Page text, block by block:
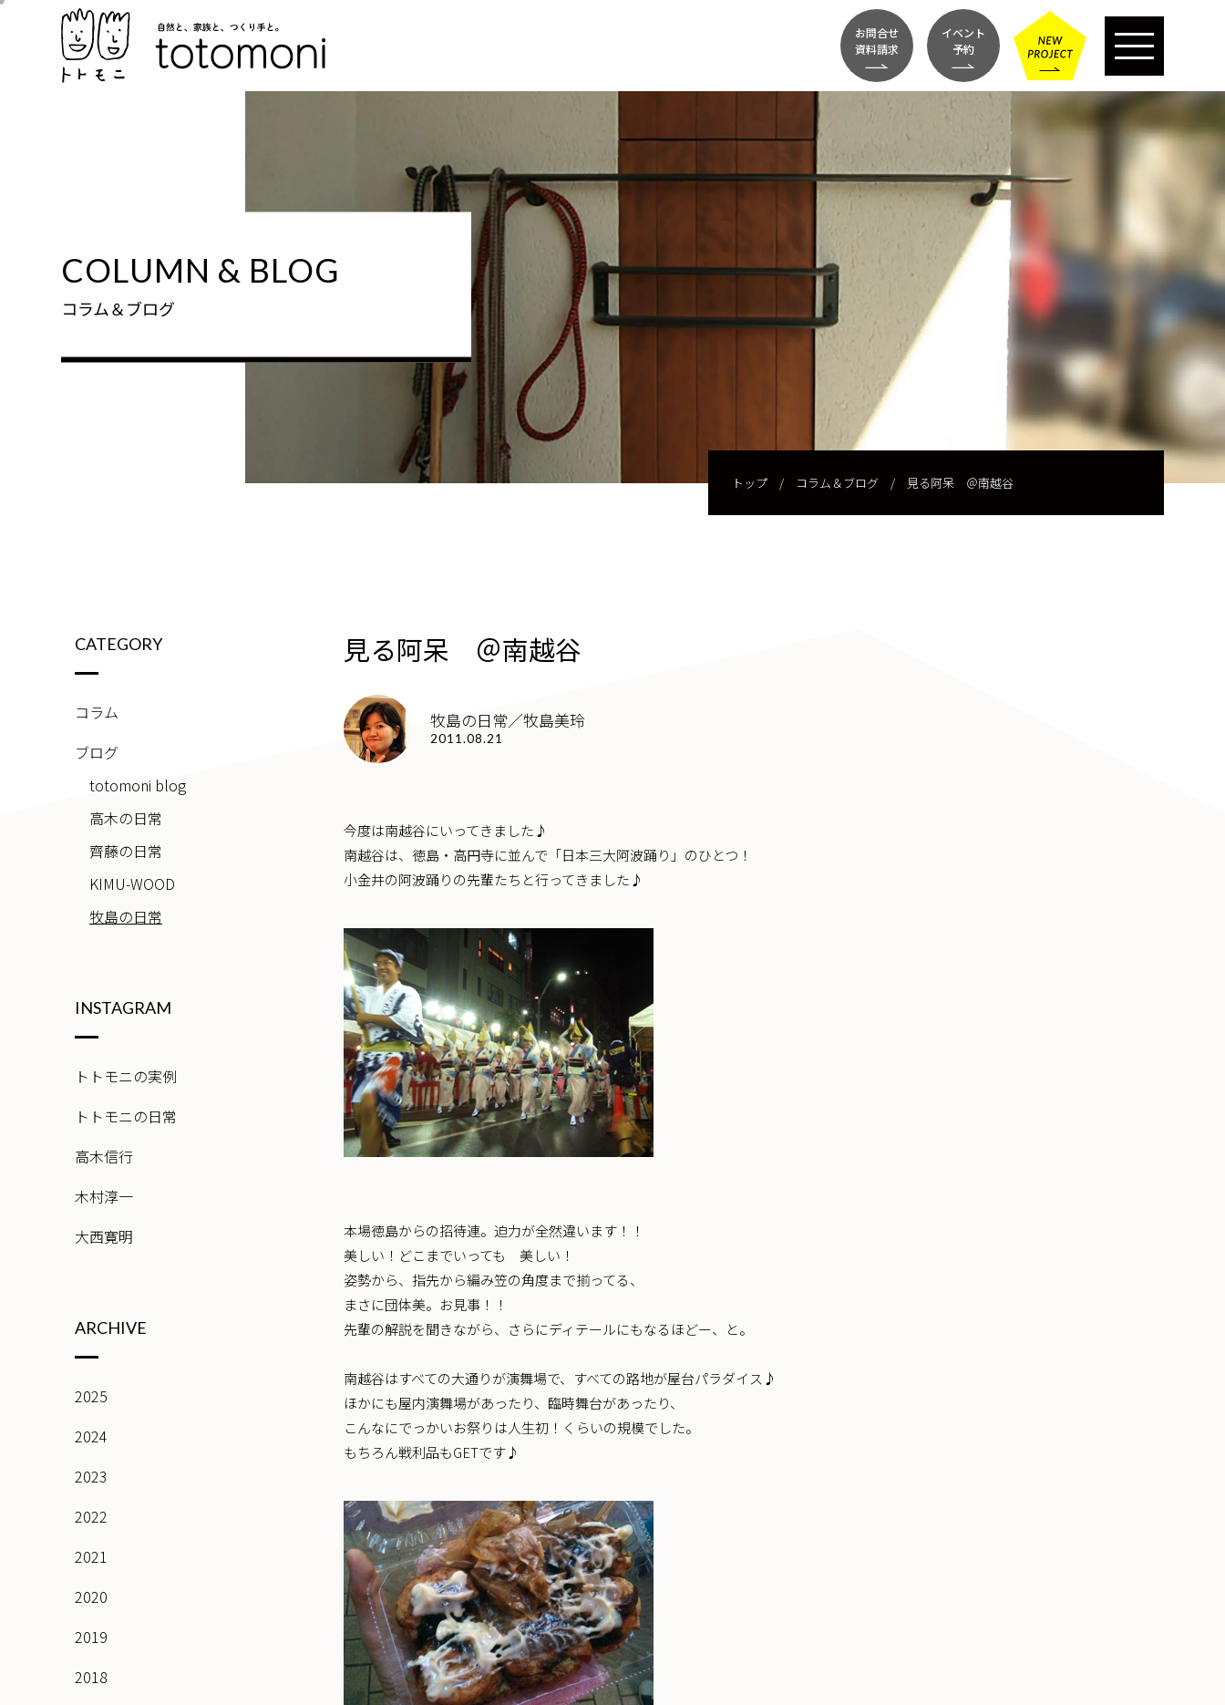
お問合せ
資料請求
イベント
予約
COLUMN & BLOG
コラム＆ブログ
トップ/ コラム＆ブログ / 見る阿呆 ＠南越谷
見る阿呆 ＠南越谷
牧島の日常／牧島美玲
2011.08.21
今度は南越谷にいってきました♪
南越谷は、徳島・高円寺に並んで「日本三大阿波踊り」のひとつ！
小金井の阿波踊りの先輩たちと行ってきました♪
本場徳島からの招待連。迫力が全然違います！！
美しい！どこまでいっても 美しい！
姿勢から、指先から編み笠の角度まで揃ってる、
まさに団体美。お見事！！
先輩の解説を聞きながら、さらにディテールにもなるほどー、と。
南越谷はすべての大通りが演舞場で、すべての路地が屋台パラダイス♪
ほかにも屋内演舞場があったり、臨時舞台があったり、
こんなにでっかいお祭りは人生初！くらいの規模でした。
もちろん戦利品もGETです♪
CATEGORY
コラム
ブログ
totomoni blog
高木の日常
齊藤の日常
KIMU-WOOD
牧島の日常
INSTAGRAM
トトモニの実例
トトモニの日常
高木信行
木村淳一
大西寛明
ARCHIVE
2025
2024
2023
2022
2021
2020
2019
2018